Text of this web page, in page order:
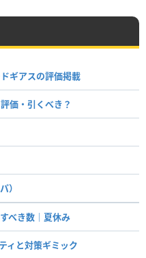
ギアスの評価掲載
価・引くべき？
）
べき数｜夏休み
ィと対策ギミック